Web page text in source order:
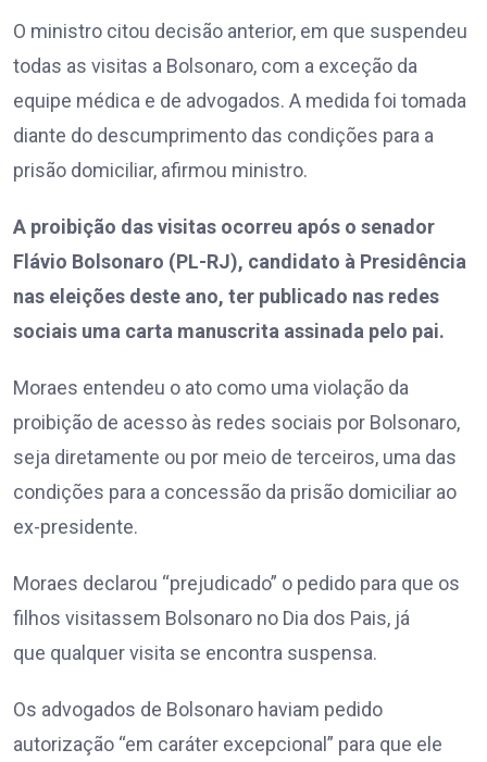
O ministro citou decisão anterior, em que suspendeu
todas as visitas a Bolsonaro, com a exceção da
equipe médica e de advogados. A medida foi tomada
diante do descumprimento das condições para a
prisão domiciliar, afirmou ministro.
A proibição das visitas ocorreu após o senador
Flávio Bolsonaro (PL-RJ), candidato à Presidência
nas eleições deste ano, ter publicado nas redes
sociais uma carta manuscrita assinada pelo pai.
Moraes entendeu o ato como uma violação da
proibição de acesso às redes sociais por Bolsonaro,
seja diretamente ou por meio de terceiros, uma das
condições para a concessão da prisão domiciliar ao
ex-presidente.
Moraes declarou “prejudicado” o pedido para que os
filhos visitassem Bolsonaro no Dia dos Pais, já
que qualquer visita se encontra suspensa.
Os advogados de Bolsonaro haviam pedido
autorização “em caráter excepcional” para que ele